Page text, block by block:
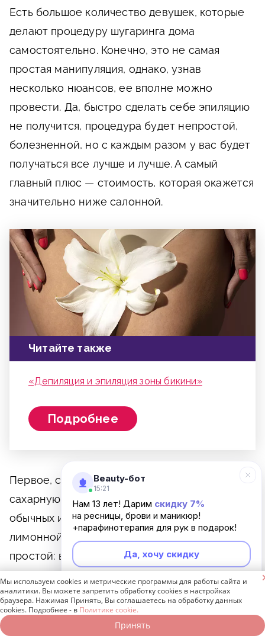
Есть большое количество девушек, которые
делают процедуру шугаринга дома
самостоятельно. Конечно, это не самая
простая манипуляция, однако, узнав
несколько нюансов, ее вполне можно
провести. Да, быстро сделать себе эпиляцию
не получится, процедура будет непростой,
болезненной, но с каждым разом у вас будет
получаться все лучше и лучше. А самый
главный плюс — стоимость, которая окажется
значительно ниже салонной.
Читайте также
«Депиляция и эпиляция зоны бикини»
Подробнее
Первое, с чего стоит начать, — приготовить
сахарную пасту, которая состоит из самых
обычных ингредиентов: сахара, воды и
лимонной кислоты. Рецепт достаточно
простой: возьмите 10 ложек сахарного песка,
ложку воды и сок от половины лимона,
поместите все в кастрюлю и варите на
медленном огне, не забывая постоянно
помешивать. Смесь должна закипеть.
Beauty-бот
15:21
Нам 13 лет! Дарим скидку 7%
на ресницы, брови и маникюр!
+парафинотерапия для рук в подарок!
Да, хочу скидку
Неинтересно
Мы используем cookies и метрические программы для работы сайта и
аналитики. Вы можете запретить обработку cookies в настройках
браузера. Нажимая Принять, Вы соглашаетесь на обработку данных
cookies. Подробнее - в Политике cookie.
Принять